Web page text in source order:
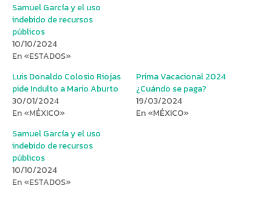
Samuel García y el uso
indebido de recursos
públicos
10/10/2024
En «ESTADOS»
Luis Donaldo Colosio Riojas
pide Indulto a Mario Aburto
30/01/2024
En «MÉXICO»
Prima Vacacional 2024
¿Cuándo se paga?
19/03/2024
En «MÉXICO»
Samuel García y el uso
indebido de recursos
públicos
10/10/2024
En «ESTADOS»